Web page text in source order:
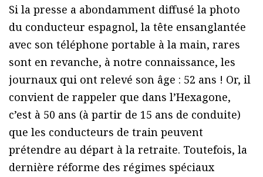
Si la presse a abondamment diffusé la photo
du conducteur espagnol, la tête ensanglantée
avec son téléphone portable à la main, rares
sont en revanche, à notre connaissance, les
journaux qui ont relevé son âge : 52 ans ! Or, il
convient de rappeler que dans l’Hexagone,
c’est à 50 ans (à partir de 15 ans de conduite)
que les conducteurs de train peuvent
prétendre au départ à la retraite. Toutefois, la
dernière réforme des régimes spéciaux